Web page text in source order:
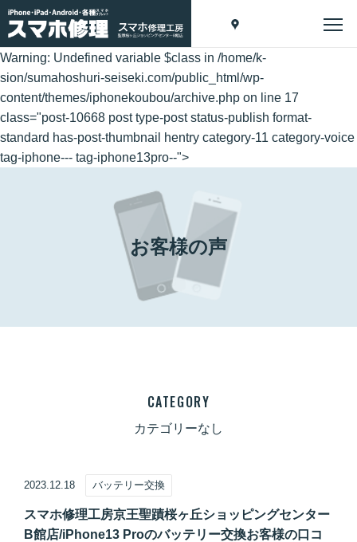
Warning: Undefined variable $class in /home/k-
sion/sumahoshuri-seiseki.com/public_html/wp-
content/themes/iphonekoubou/archive.php on line 17
class="post-10668 post type-post status-publish format-
standard has-post-thumbnail hentry category-11 category-voice
tag-iphone--- tag-iphone13pro--">
お客様の声
CATEGORY
カテゴリーなし
2023.12.18 バッテリー交換
スマホ修理工房京王聖蹟桜ヶ丘ショッピングセンター
B館店/iPhone13 Proのバッテリー交換お客様の口コ